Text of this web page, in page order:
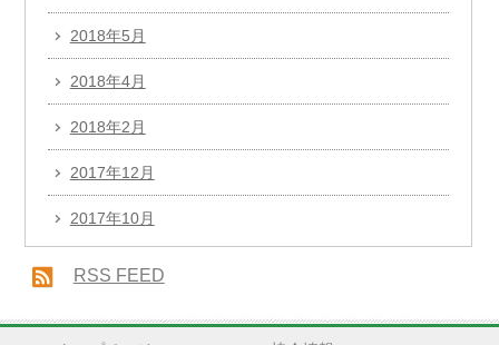
2018年5月
2018年4月
2018年2月
2017年12月
2017年10月
RSS FEED